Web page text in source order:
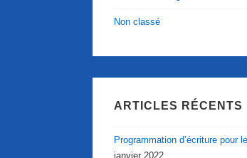
Non classé
ARTICLES RÉCENTS
Programmation d’écriture pour
janvier 2022